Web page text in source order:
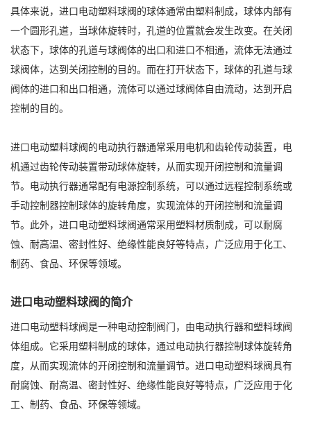
具体来说，进口电动塑料球阀的球体通常由塑料制成，球体内部有
一个圆形孔道，当球体旋转时，孔道的位置就会发生改变。在关闭
状态下，球体的孔道与球阀体的出口和进口不相通，流体无法通过
球阀体，达到关闭控制的目的。而在打开状态下，球体的孔道与球
阀体的进口和出口相通，流体可以通过球阀体自由流动，达到开启
控制的目的。
进口电动塑料球阀的电动执行器通常采用电机和齿轮传动装置，电
机通过齿轮传动装置带动球体旋转，从而实现开闭控制和流量调
节。电动执行器通常配有电源控制系统，可以通过远程控制系统或
手动控制器控制球体的旋转角度，实现流体的开闭控制和流量调
节。此外，进口电动塑料球阀通常采用塑料材质制成，可以耐腐
蚀、耐高温、密封性好、绝缘性能良好等特点，广泛应用于化工、
制药、食品、环保等领域。
进口电动塑料球阀的简介
进口电动塑料球阀是一种电动控制阀门，由电动执行器和塑料球阀
体组成。它采用塑料制成的球体，通过电动执行器控制球体旋转角
度，从而实现流体的开闭控制和流量调节。进口电动塑料球阀具有
耐腐蚀、耐高温、密封性好、绝缘性能良好等特点，广泛应用于化
工、制药、食品、环保等领域。